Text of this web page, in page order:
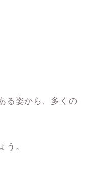
る姿から、多くの
う。